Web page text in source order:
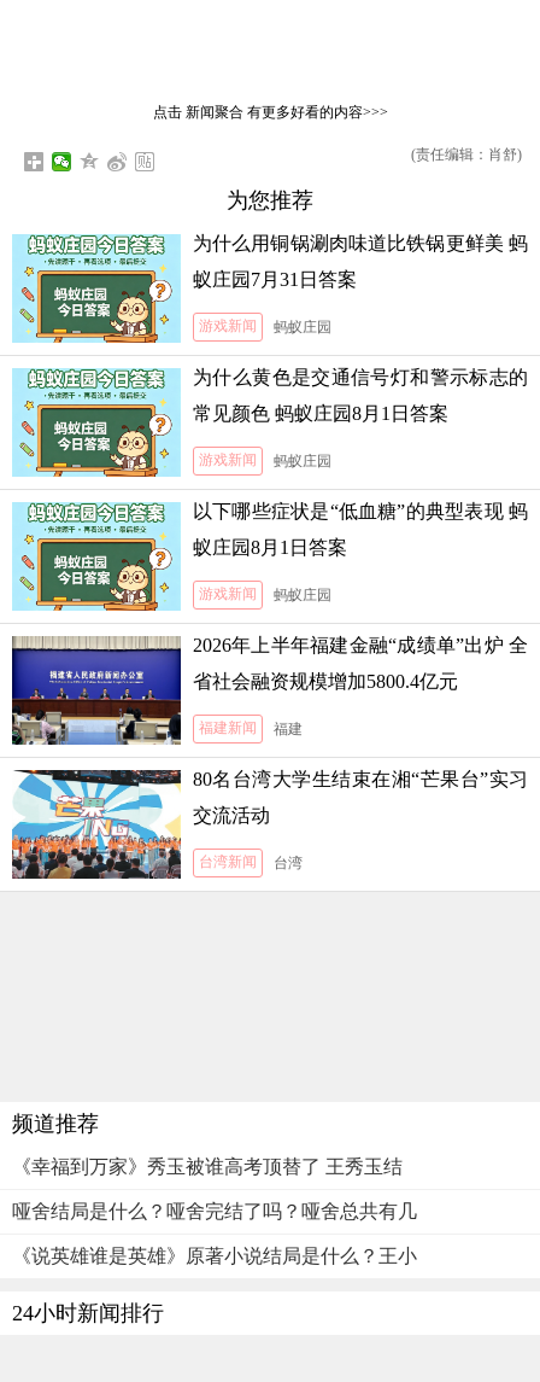
点击 新闻聚合有更多好看的内容>>>
(责任编辑：肖舒)
为您推荐
为什么用铜锅涮肉味道比铁锅更鲜美 蚂
蚁庄园7月31日答案
游戏新闻 蚂蚁庄园
为什么黄色是交通信号灯和警示标志的
常见颜色 蚂蚁庄园8月1日答案
游戏新闻 蚂蚁庄园
以下哪些症状是“低血糖”的典型表现 蚂
蚁庄园8月1日答案
游戏新闻 蚂蚁庄园
2026年上半年福建金融“成绩单”出炉 全
省社会融资规模增加5800.4亿元
福建新闻 福建
80名台湾大学生结束在湘“芒果台”实习
交流活动
台湾新闻 台湾
频道推荐
《幸福到万家》秀玉被谁高考顶替了 王秀玉结
哑舍结局是什么？哑舍完结了吗？哑舍总共有几
《说英雄谁是英雄》原著小说结局是什么？王小
24小时新闻排行